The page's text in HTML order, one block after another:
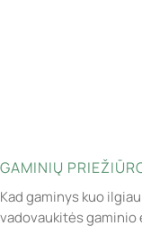
GAMINIŲ
Kad gaminys kuo
vadovaukitės gaminio